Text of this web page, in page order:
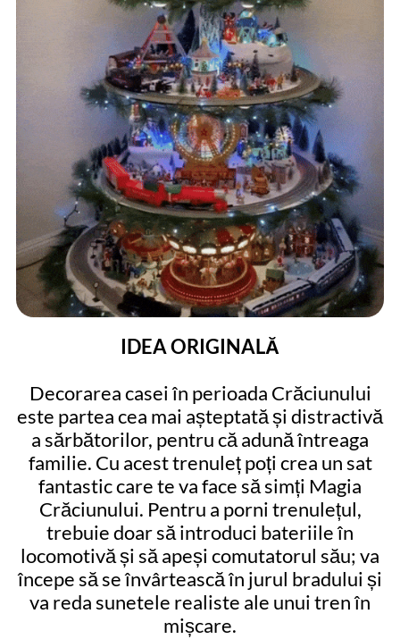
IDEA ORIGINALĂ
Decorarea casei în perioada Crăciunului
este partea cea mai așteptată și distractivă
a sărbătorilor, pentru că adună întreaga
familie. Cu acest trenuleț poți crea un sat
fantastic care te va face să simți Magia
Crăciunului. Pentru a porni trenulețul,
trebuie doar să introduci bateriile în
locomotivă și să apeși comutatorul său; va
începe să se învârtească în jurul bradului și
va reda sunetele realiste ale unui tren în
mișcare.